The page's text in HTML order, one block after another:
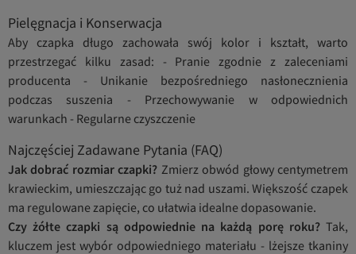
Pielęgnacja i Konserwacja
Aby czapka długo zachowała swój kolor i kształt, warto
przestrzegać kilku zasad: - Pranie zgodnie z zaleceniami
producenta - Unikanie bezpośredniego nasłonecznienia
podczas suszenia - Przechowywanie w odpowiednich
warunkach - Regularne czyszczenie
Najczęściej Zadawane Pytania (FAQ)
Jak dobrać rozmiar czapki? Zmierz obwód głowy centymetrem
krawieckim, umieszczając go tuż nad uszami. Większość czapek
ma regulowane zapięcie, co ułatwia idealne dopasowanie.
Czy żółte czapki są odpowiednie na każdą porę roku?Tak,
kluczem jest wybór odpowiedniego materiału - lżejsze tkaniny